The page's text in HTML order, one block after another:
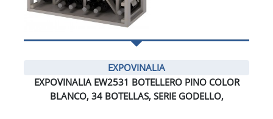
EXPOVINALIA
EXPOVINALIA EW2531 BOTELLERO PINO COLOR
BLANCO, 34 BOTELLAS, SERIE GODELLO,